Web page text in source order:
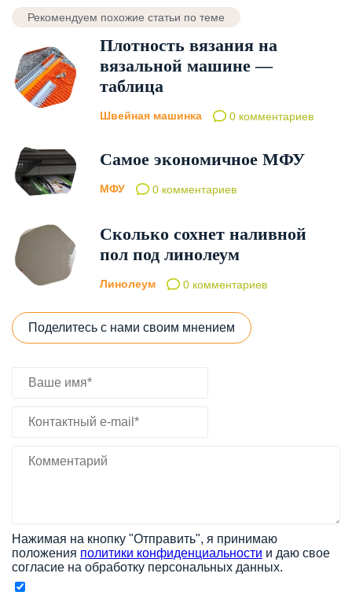
Рекомендуем похожие статьи по теме
Плотность вязания на
вязальной машине —
таблица
Швейная машинка 0 комментариев
Самое экономичное МФУ
МФУ 0 комментариев
Сколько сохнет наливной
пол под линолеум
Линолеум 0 комментариев
Поделитесь с нами своим мнением
Нажимая на кнопку "Отправить", я принимаю
положения политики конфиденциальности и даю свое
согласие на обработку персональных данных.